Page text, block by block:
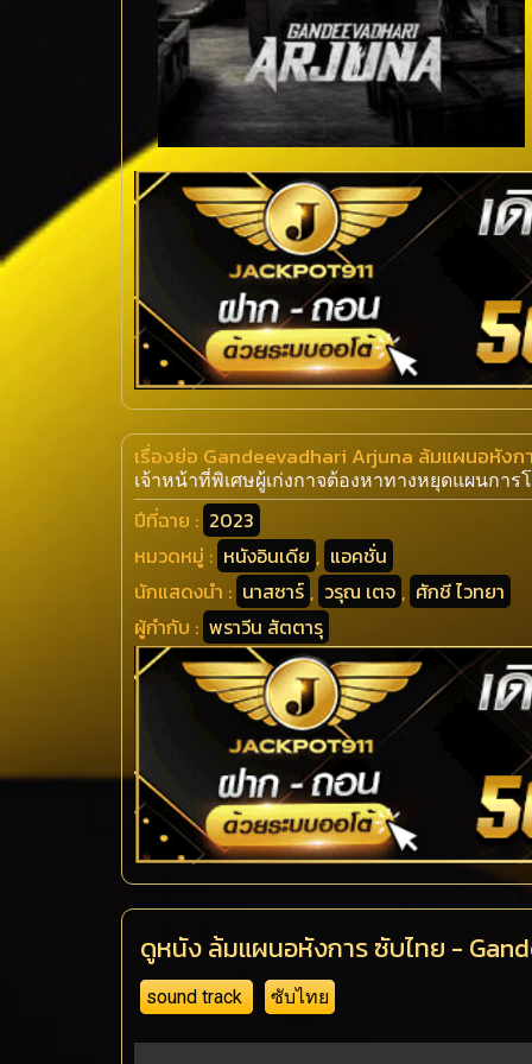
เรื่องย่อ Gandeevadhari Arjuna ล้มแผนอหังก
เจ้าหน้าที่พิเศษผู้เก่งกาจต้องหาทางหยุดแผนกา
ปีที่ฉาย : 2023
หมวดหมู่ : หนังอินเดีย , แอคชั่น
นักแสดงนำ : นาสซาร์ , วรุณ เตจ , ศักชี ไวทยา
ผู้กำกับ : พราวีน สัตตารุ
ดูหนัง ล้มแผนอหังการ ซับไทย -
sound track ซับไทย